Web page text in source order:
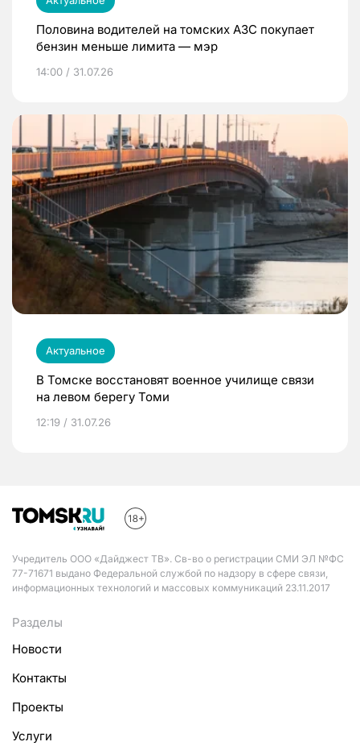
Половина водителей на томских АЗС покупает
бензин меньше лимита — мэр
14:00 / 31.07.26
Актуальное
В Томске восстановят военное училище связи
на левом берегу Томи
12:19 / 31.07.26
Учредитель ООО «Дайджест ТВ». Св-во о регистрации СМИ ЭЛ №ФС
77-71671 выдано Федеральной службой по надзору в сфере связи,
информационных технологий и массовых коммуникаций 23.11.2017
Разделы
Новости
Контакты
Проекты
Услуги